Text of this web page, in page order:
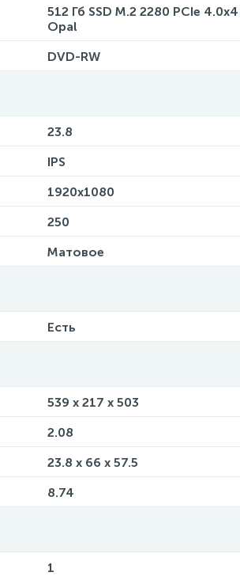
512 Гб SSD M.2 2280 PCIe
Opal
DVD-RW
23.8
IPS
1920х1080
250
Матовое
Есть
539 x 217 x 503
2.08
23.8 x 66 x 57.5
8.74
1